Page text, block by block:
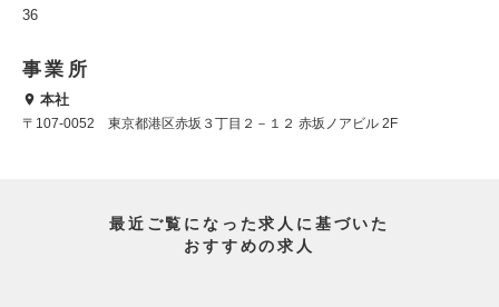
36
事業所
本社
〒107-0052 東京都港区赤坂３丁目２－１２ 赤坂ノアビル 2F
最近ご覧になった求人に基づいた
おすすめの求人